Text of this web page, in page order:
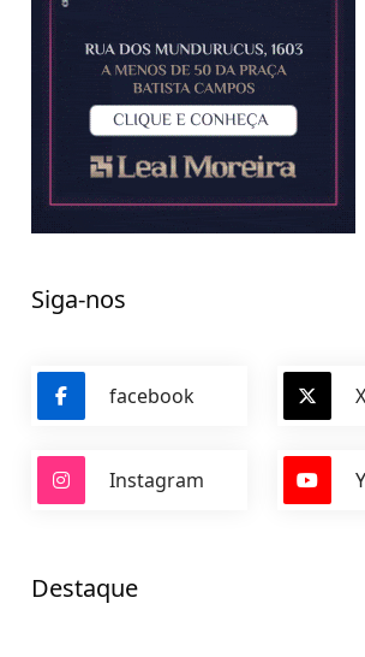
Siga-nos
facebook X
Instagram
Destaque